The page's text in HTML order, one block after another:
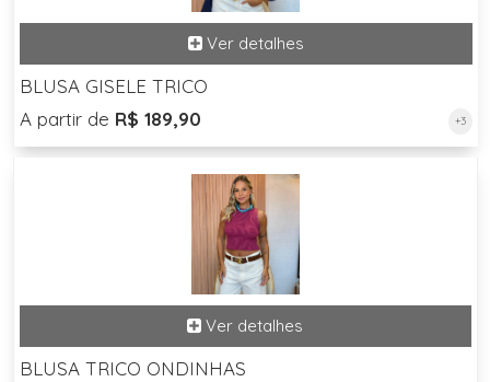
BLUSA GISELE TRICO
A partir de R$ 189,90 +3
BLUSA TRICO ONDINHAS